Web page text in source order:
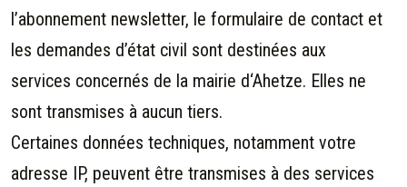
l’abonnement newsletter, le formulaire de contact et
les demandes d’état civil sont destinées aux
services concernés de la mairie d‘Ahetze. Elles ne
sont transmises à aucun tiers.
Certaines données techniques, notamment votre
adresse IP, peuvent être transmises à des services